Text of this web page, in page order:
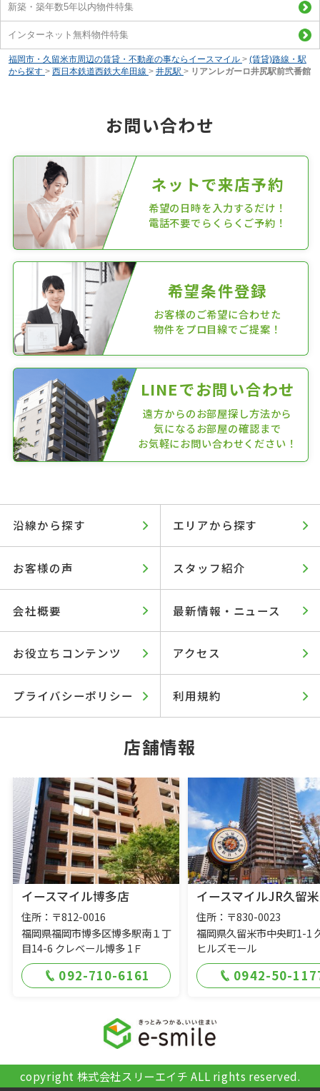
新築・築年数5年以内物件特集
インターネット無料物件特集
福岡市・久留米市周辺の賃貸・不動産の事ならイースマイル > (賃貸)路線・駅
から探す > 西日本鉄道西鉄大牟田線 > 井尻駅 > リアンレガーロ井尻駅前弐番館
お問い合わせ
ネットで来店予約
希望の日時を入力するだけ！
電話不要でらくらくご予約！
希望条件登録
お客様のご希望に合わせた
物件をプロ目線でご提案！
LINEでお問い合わせ
遠方からのお部屋探し方法から
気になるお部屋の確認まで
お気軽にお問い合わせください！
沿線から探す エリアから探す
お客様の声 スタッフ紹介
会社概要 最新情報・ニュース
お役立ちコンテンツ アクセス
プライバシーポリシー 利用規約
店舗情報
イースマイル博多店
住所：〒812-0016
福岡県福岡市博多区博多駅南１丁
目14-6 クレベール博多 1Ｆ
092-710-6161
イースマイルJR久留
住所：〒830-0023
福岡県久留米市中央町1-1
ヒルズモール
0942-50-
copyright 株式会社スリーエイチ ALL rights reserved.